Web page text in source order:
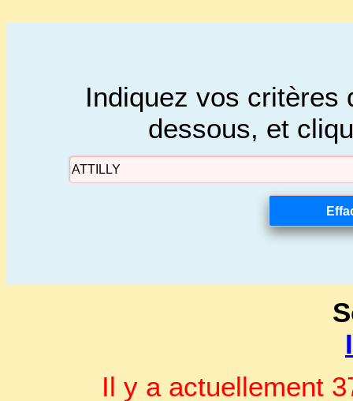
Indiquez vos critères
dessous, et
Il y a actuellement